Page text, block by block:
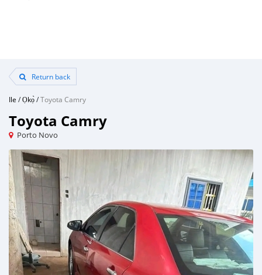
Return back
Ile /Ọkọ̀/Toyota Camry
Toyota Camry
Porto Novo